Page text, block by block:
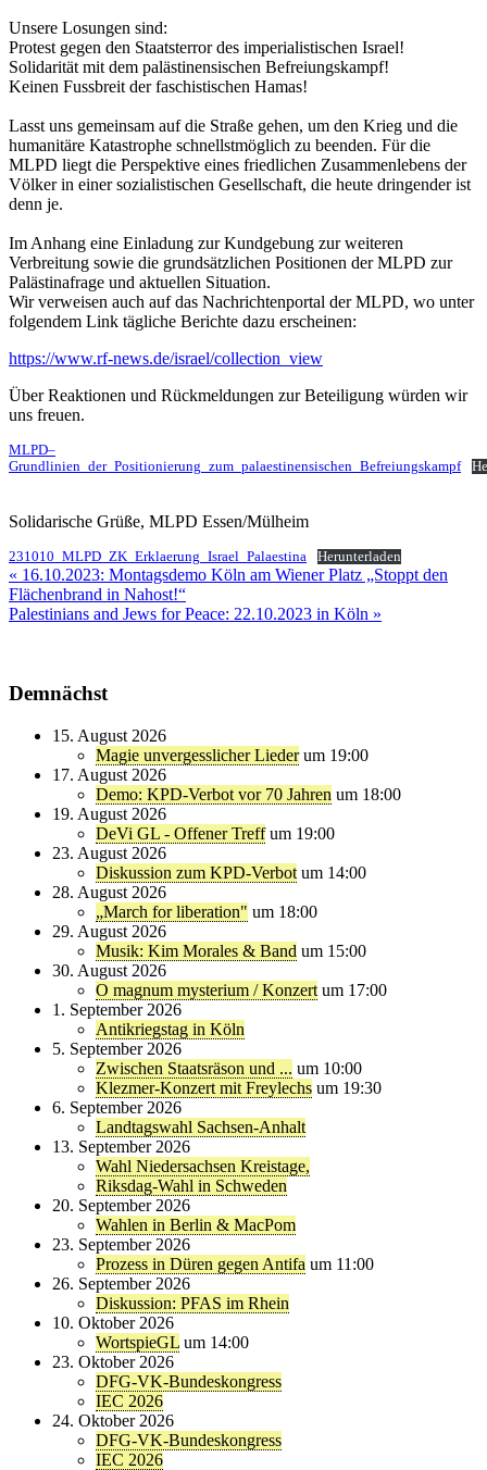
Unsere Losungen sind:
Protest gegen den Staatsterror des imperialistischen Israel!
Solidarität mit dem palästinensischen Befreiungskampf!
Keinen Fussbreit der faschistischen Hamas!
Lasst uns gemeinsam auf die Straße gehen, um den Krieg und die
humanitäre Katastrophe schnellstmöglich zu beenden. Für die
MLPD liegt die Perspektive eines friedlichen Zusammenlebens der
Völker in einer sozialistischen Gesellschaft, die heute dringender ist
denn je.
Im Anhang eine Einladung zur Kundgebung zur weiteren
Verbreitung sowie die grundsätzlichen Positionen der MLPD zur
Palästinafrage und aktuellen Situation.
Wir verweisen auch auf das Nachrichtenportal der MLPD, wo unter
folgendem Link tägliche Berichte dazu erscheinen:
https://www.rf-news.de/israel/collection_view
Über Reaktionen und Rückmeldungen zur Beteiligung würden wir
uns freuen.
MLPD–
Grundlinien_der_Positionierung_zum_palaestinensischen_Befreiungskampf
Solidarische Grüße, MLPD Essen/Mülheim
231010_MLPD_ZK_Erklaerung_Israel_Palaestina Herunterladen
Beitragsnavigation
« 16.10.2023: Montagsdemo Köln am Wiener Platz „Stoppt den
Flächenbrand in Nahost!“
Palestinians and Jews for Peace: 22.10.2023 in Köln »
Demnächst
15. August 2026
Magie unvergesslicher Lieder um 19:00
17. August 2026
Demo: KPD-Verbot vor 70 Jahren um 18:00
19. August 2026
DeVi GL - Offener Treff um 19:00
23. August 2026
Diskussion zum KPD-Verbot um 14:00
28. August 2026
„March for liberation" um 18:00
29. August 2026
Musik: Kim Morales & Band um 15:00
30. August 2026
O magnum mysterium / Konzert um 17:00
1. September 2026
Antikriegstag in Köln
5. September 2026
Zwischen Staatsräson und ... um 10:00
Klezmer-Konzert mit Freylechs um 19:30
6. September 2026
Landtagswahl Sachsen-Anhalt
13. September 2026
Wahl Niedersachsen Kreistage,
Riksdag-Wahl in Schweden
20. September 2026
Wahlen in Berlin & MacPom
23. September 2026
Prozess in Düren gegen Antifa um 11:00
26. September 2026
Diskussion: PFAS im Rhein
10. Oktober 2026
WortspieGL um 14:00
23. Oktober 2026
DFG-VK-Bundeskongress
IEC 2026
24. Oktober 2026
DFG-VK-Bundeskongress
IEC 2026